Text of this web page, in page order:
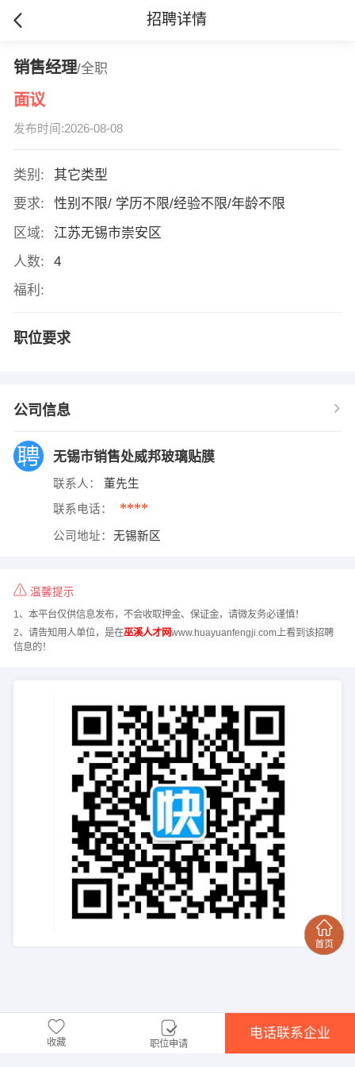
招聘详情
销售经理/全职
面议
发布时间:2026-08-08
类别:
其它类型
要求:
性别不限/ 学历不限/经验不限/年龄不限
区域:
江苏无锡市崇安区
人数:
4
福利:
职位要求
公司信息
无锡市销售处威邦玻璃贴膜
联系人： 董先生
联系电话： ****
公司地址： 无锡新区
温馨提示
1、本平台仅供信息发布，不会收取押金、保证金，请微友务必谨慎！
2、请告知用人单位，是在巫溪人才网www.huayuanfengji.com上看到该招聘
信息的！
收藏 职位申请
电话联系企业